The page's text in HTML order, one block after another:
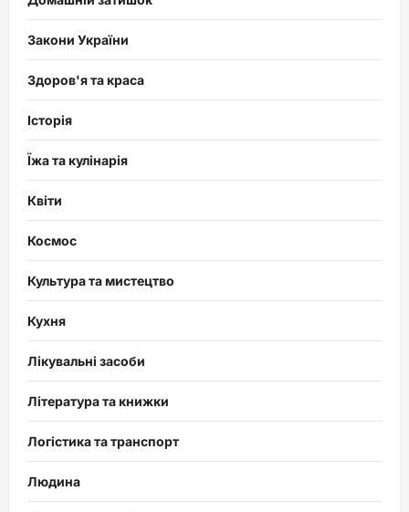
Закони України
Здоров'я та краса
Історія
Їжа та кулінарія
Квіти
Космос
Культура та мистецтво
Кухня
Лікувальні засоби
Література та книжки
Логістика та транспорт
Людина